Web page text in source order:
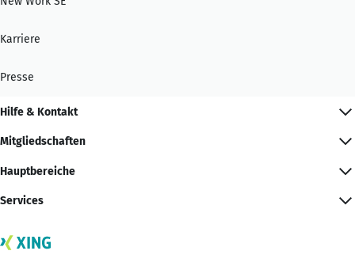
Karriere
Presse
Hilfe & Kontakt
Mitgliedschaften
Hauptbereiche
Services